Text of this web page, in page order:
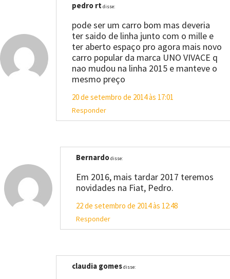
pedro rtdisse:
pode ser um carro bom mas deveria
ter saido de linha junto com o mille e
ter aberto espaço pro agora mais novo
carro popular da marca UNO VIVACE q
nao mudou na linha 2015 e manteve o
mesmo preço
20 de setembro de 2014 às 17:01
Responder
Bernardodisse:
Em 2016, mais tardar 2017 teremos
novidades na Fiat, Pedro.
22 de setembro de 2014 às 12:48
Responder
claudia gomesdisse: